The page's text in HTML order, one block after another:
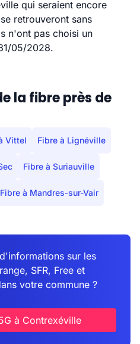
qui seraient encore
retrouveront sans
n'ont pas choisi un
05/2028.
la fibre près de
Vittel Fibre à Lignéville
Fibre à Suriauville
Fibre à Mandres-sur-Vair
sur les
SFR, Free et
votre commune ?
à Contrexéville